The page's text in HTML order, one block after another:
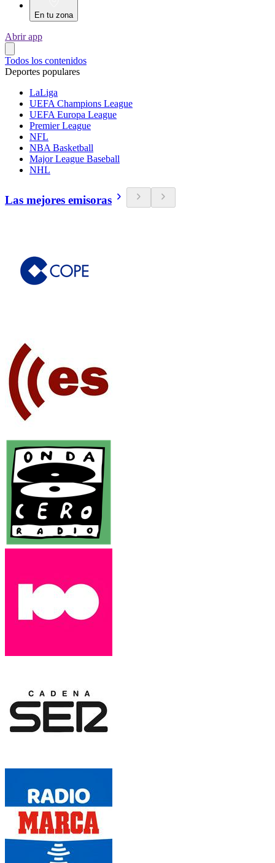
En tu zona
Abrir app
Todos los contenidos
Deportes populares
LaLiga
UEFA Champions League
UEFA Europa League
Premier League
NFL
NBA Basketball
Major League Baseball
NHL
Las mejores emisoras